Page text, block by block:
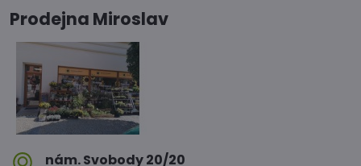
Prodejna Miroslav
nám​. Svobody 20/20